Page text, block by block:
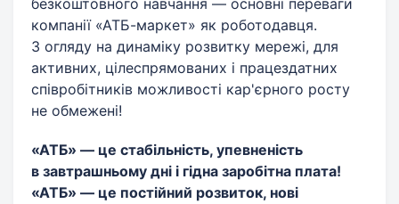
безкоштовного навчання — основні переваги
компанії «АТБ-маркет» як роботодавця.
З огляду на динаміку розвитку мережі, для
активних, цілеспрямованих і працездатних
співробітників можливості кар'єрного росту
не обмежені!
«АТБ» — це стабільність, упевненість
в завтрашньому дні і гідна заробітна плата!
«АТБ» — це постійний розвиток, нові